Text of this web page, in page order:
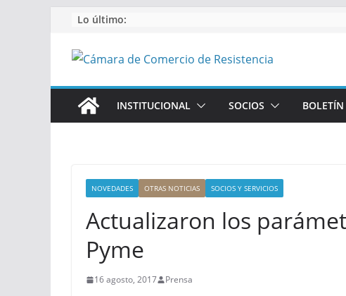
Saltar
contenido
Lo último:
INSTITUCIONAL SOCIOS BOLETÍN
NOVEDADES OTRAS NOTICIAS SOCIOS Y SERVICIOS
Actualizaron los
Pyme
16 agosto, 2017 Prensa